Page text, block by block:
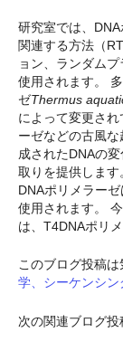
研究室では、
関連する方法（
ョン、ランダム
使用されます。
ゼThermus
によって変更さ
ーゼなどの古風
成されたDNAの
取りを提供しま
DNAポリメラー
使用されます。
は、T4DNAポリ
このブログ投稿
学、シーケンシ
次の関連ブログ投